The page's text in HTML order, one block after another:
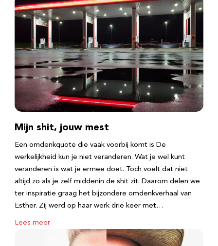
Mijn shit, jouw mest
Een omdenkquote die vaak voorbij komt is De
werkelijkheid kun je niet veranderen. Wat je wel kunt
veranderen is wat je ermee doet. Toch voelt dat niet
altijd zo als je zelf middenin de shit zit. Daarom delen we
ter inspiratie graag het bijzondere omdenkverhaal van
Esther. Zij werd op haar werk drie keer met…
Lees meer